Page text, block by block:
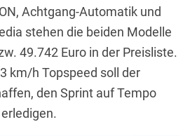
Achtgang-Automatik und
stehen die beiden Modelle
49.742 Euro in der Preisliste.
km/h Topspeed soll der
den Sprint auf Tempo